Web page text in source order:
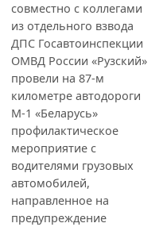
совместно с коллегами
из отдельного взвода
ДПС Госавтоинспекции
ОМВД России «Рузский»
провели на 87-м
километре автодороги
М-1 «Беларусь»
профилактическое
мероприятие с
водителями грузовых
автомобилей,
направленное на
предупреждение